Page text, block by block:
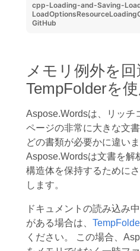
cpp-Loading-and-Saving-
GitHub
メモリ例外を
TempFolderを
Aspose.Wordsは、リッチ
ページの非常に大きな文
どの書類が必要かに違い
Aspose.Wordsは文書を解
構造体を保持するために
します。
ドキュメントの読み込み
がある場合は、
ください。 この場合、